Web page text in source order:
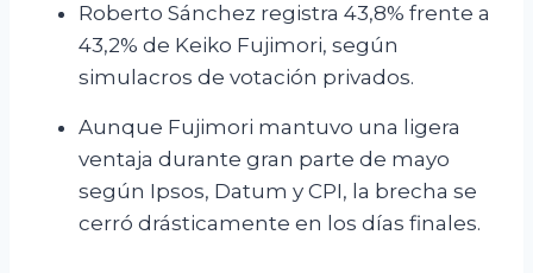
Roberto Sánchez registra 43,8% frente a
43,2% de Keiko Fujimori, según
simulacros de votación privados.
Aunque Fujimori mantuvo una ligera
ventaja durante gran parte de mayo
según Ipsos, Datum y CPI, la brecha se
cerró drásticamente en los días finales.